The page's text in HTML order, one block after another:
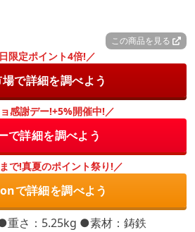
この商品を見る
限定ポイント4倍!／
で詳細を調べよう
感謝デー!+5%開催中!／
で詳細を調べよう
で!真夏のポイント祭り!／
で詳細を調べよう
さ：5.25kg ●素材：鋳鉄